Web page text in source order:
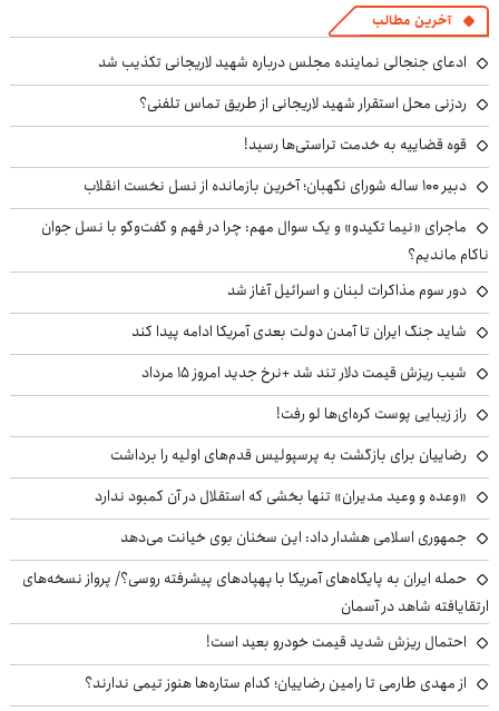
آخرین مطالب
ادعای جنجالی نماینده مجلس درباره شهید لاریجانی تکذیب شد
ردزنی محل استقرار شهید لاریجانی از طریق تماس تلفنی؟
قوه قضاییه به خدمت تراستی‌ها رسید!
دبیر ۱۰۰ ساله شورای نگهبان؛ آخرین بازمانده از نسل نخست انقلاب
ماجرای «نیما تکیدو» و یک سوال مهم: چرا در فهم و گفت‌وگو با نسل جوان
ناکام ماندیم؟
دور سوم مذاکرات لبنان و اسرائیل آغاز شد
شاید جنگ ایران تا آمدن دولت بعدی آمریکا ادامه پیدا کند
شیب ریزش قیمت دلار تند شد +نرخ جدید امروز ۱۵ مرداد
راز زیبایی پوست کره‌ای‌ها لو رفت!
رضاییان برای بازگشت به پرسپولیس قدم‌های اولیه را برداشت
«وعده و وعید مدیران» تنها بخشی که استقلال در آن کمبود ندارد
جمهوری اسلامی هشدار داد: این سخنان بوی خیانت می‌دهد
حمله ایران به پایگاه‌های آمریکا با پهپادهای پیشرفته روسی؟/ پرواز نسخه‌های
ارتقایافته شاهد در آسمان
احتمال ریزش شدید قیمت خودرو بعید است!
از مهدی طارمی تا رامین رضاییان؛ کدام ستاره‌ها هنوز تیمی ندارند؟